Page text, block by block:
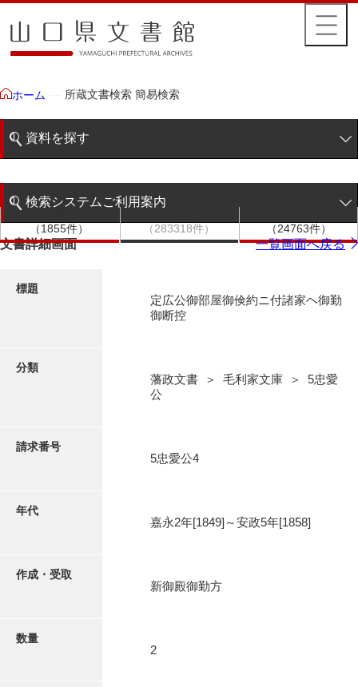
ホーム 所蔵文書検索 簡易検索
資料を探す
階層検索
写真・絵はがき
高画質画像ダウンロード
検索システムご利用案内
検索システムの利用について
（1855件）
（283318件）
（24763件）
文書詳細画面 一覧画面へ戻る
標題
定広公御部屋御倹約ニ付諸家ヘ御勤
御断控
分類
藩政文書 ＞ 毛利家文庫 ＞ 5忠愛
公
請求番号
5忠愛公4
年代
嘉永2年[1849]～安政5年[1858]
作成・受取
新御殿御勤方
数量
2